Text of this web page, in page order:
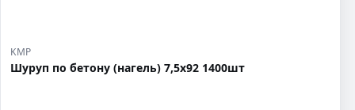
KMP
Шуруп по бетону (нагель) 7,5x92 1400шт